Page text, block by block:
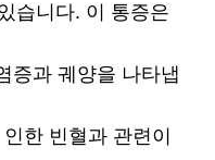
습니다. 이 통증은
증과 궤양을 나타냅
한 빈혈과 관련이